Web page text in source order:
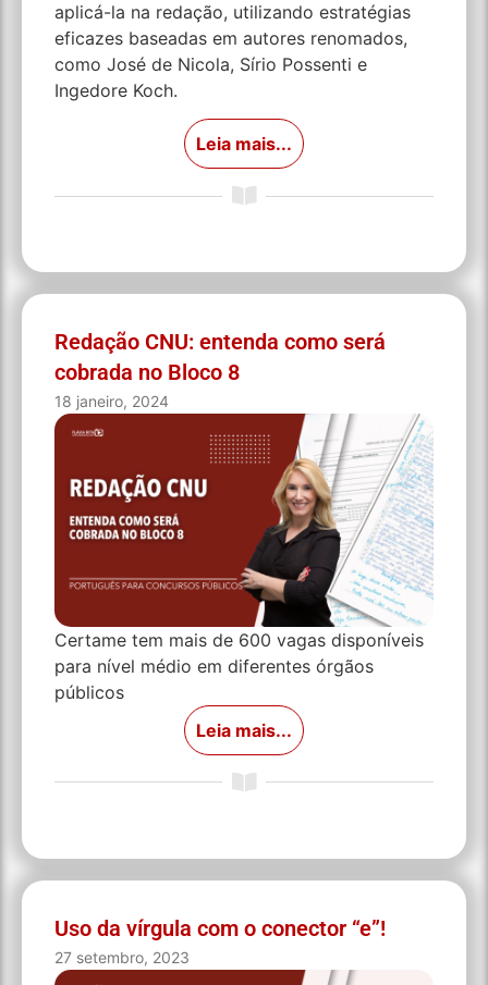
aplicá-la na redação, utilizando estratégias
eficazes baseadas em autores renomados,
como José de Nicola, Sírio Possenti e
Ingedore Koch.
Leia mais...
Redação CNU: entenda como será
cobrada no Bloco 8
18 janeiro, 2024
Certame tem mais de 600 vagas disponíveis
para nível médio em diferentes órgãos
públicos
Leia mais...
Uso da vírgula com o conector “e”!
27 setembro, 2023